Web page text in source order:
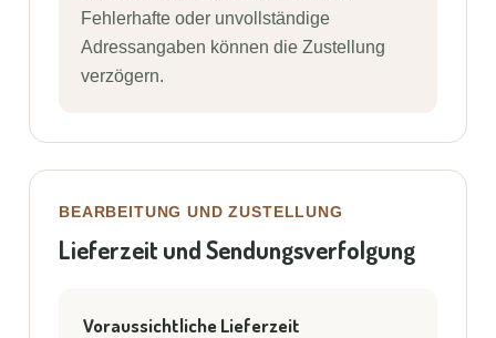
Fehlerhafte oder unvollständige
Adressangaben können die Zustellung
verzögern.
BEARBEITUNG UND ZUSTELLUNG
Lieferzeit und Sendungsverfolgung
Voraussichtliche Lieferzeit